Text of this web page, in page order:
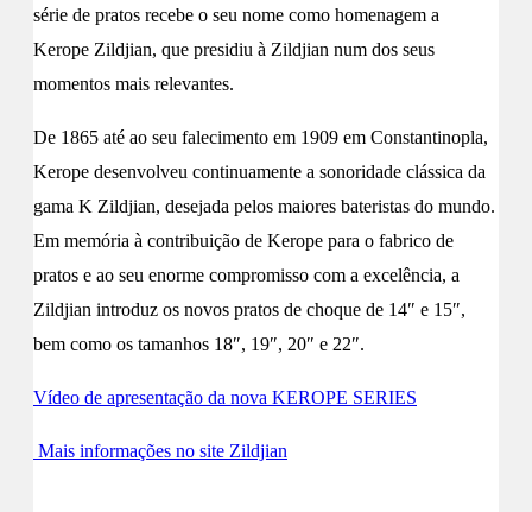
série de pratos recebe o seu nome como homenagem a
Kerope Zildjian, que presidiu à Zildjian num dos seus
momentos mais relevantes.
De 1865 até ao seu falecimento em 1909 em Constantinopla,
Kerope desenvolveu continuamente a sonoridade clássica da
gama K Zildjian, desejada pelos maiores bateristas do mundo.
Em memória à contribuição de Kerope para o fabrico de
pratos e ao seu enorme compromisso com a excelência, a
Zildjian introduz os novos pratos de choque de 14″ e 15″,
bem como os tamanhos 18″, 19″, 20″ e 22″.
Vídeo de apresentação da nova KEROPE SERIES
Mais informações no site Zildjian